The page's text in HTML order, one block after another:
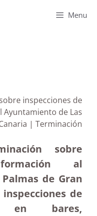
Menu
inspecciones de
Ayuntamiento de Las
| Terminación
sobre
al
de Gran
de
en bares,